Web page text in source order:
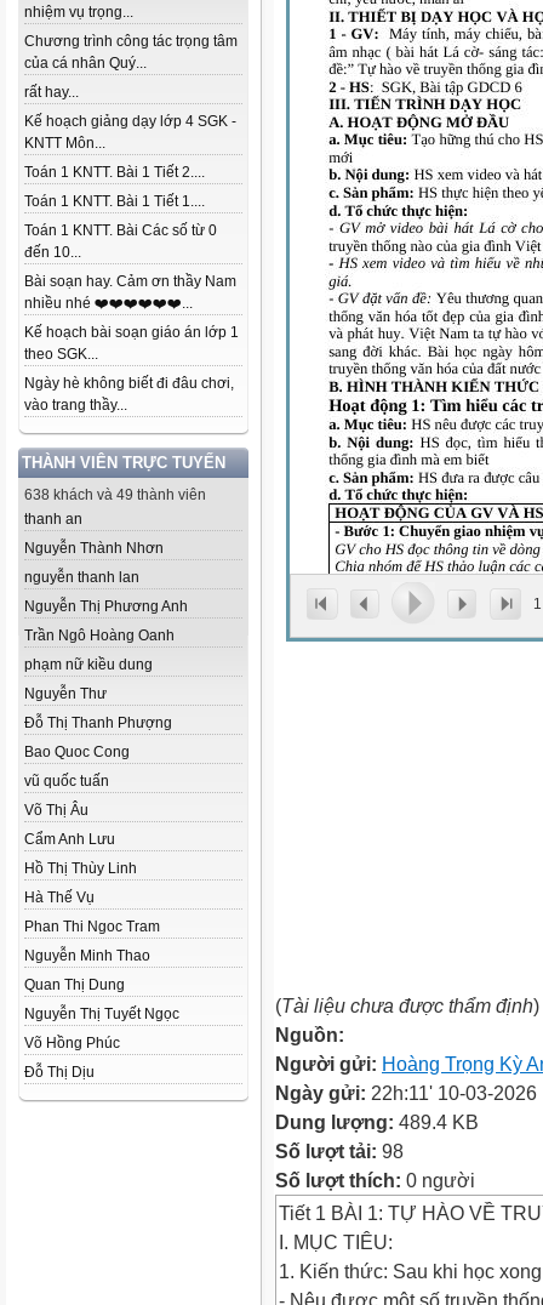
nhiệm vụ trọng...
Chương trình công tác trọng tâm
của cá nhân Quý...
rất hay...
Kế hoạch giảng dạy lớp 4 SGK -
KNTT Môn...
Toán 1 KNTT. Bài 1 Tiết 2....
Toán 1 KNTT. Bài 1 Tiết 1....
Toán 1 KNTT. Bài Các số từ 0
đến 10...
Bài soạn hay. Cảm ơn thầy Nam
nhiều nhé ❤️❤️❤️❤️❤️❤️...
Kế hoạch bài soạn giáo án lớp 1
theo SGK...
Ngày hè không biết đi đâu chơi,
vào trang thầy...
THÀNH VIÊN TRỰC TUYẾN
638 khách và 49 thành viên
thanh an
Nguyễn Thành Nhơn
nguyễn thanh lan
Nguyễn Thị Phương Anh
Trần Ngô Hoàng Oanh
phạm nữ kiều dung
Nguyễn Thư
Đỗ Thị Thanh Phượng
Bao Quoc Cong
vũ quốc tuấn
Võ Thị Âu
Cẩm Anh Lưu
Hồ Thị Thùy Linh
Hà Thế Vụ
Phan Thi Ngoc Tram
Nguyễn Minh Thao
Quan Thị Dung
Nguyễn Thị Tuyết Ngọc
Võ Hồng Phúc
Đỗ Thị Dịu
1
(Tài liệu chưa được thẩm định)
Nguồn:
Người gửi: Hoàng Trọng Kỳ
Ngày gửi: 22h:11' 10-03-2026
Dung lượng: 489.4 KB
Số lượt tải: 98
Số lượt thích: 0 người
Tiết 1 BÀI 1: TỰ HÀO VỀ
I. MỤC TIÊU:
1. Kiến thức: Sau khi học
- Nêu được một số truyền